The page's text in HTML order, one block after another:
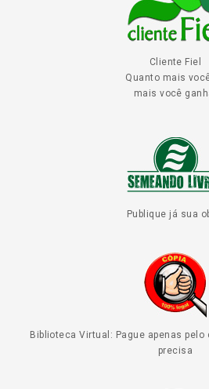
Cliente Fiel
Quanto mais
mais você
Publique já sua
Biblioteca Virtual: Pague apenas
precisa